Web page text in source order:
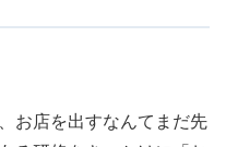
お店を出すなんてまだ先